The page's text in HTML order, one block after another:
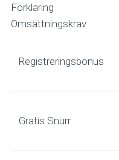
Förklaring
Omsättningskrav
Registreringsbonus
Gratis Snurr